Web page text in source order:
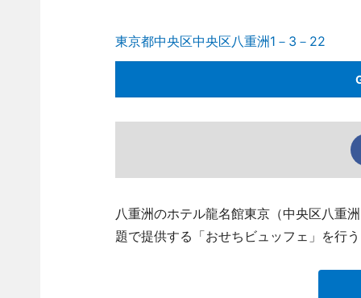
東京都中央区中央区八重洲1－3－22
八重洲のホテル龍名館東京（中央区八重
題で提供する「おせちビュッフェ」を行